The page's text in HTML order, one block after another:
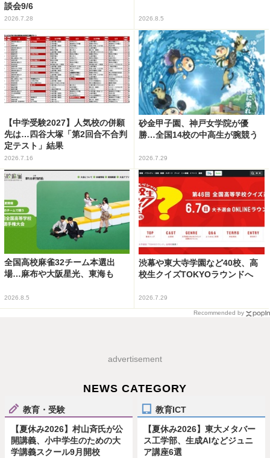
談会9/6
2026.7.28 2026.8.5
【中学受験2027】人気校の併願
先は…四谷大塚「第2回合不合判
定テスト」結果
2026.7.16
砂金甲子園、神戸女学院が優
勝…全国14校の中高生が腕競う
2026.7.29
全国高校麻雀32チーム本選出
場…麻布や大阪星光、東海も
2026.8.5
渋幕や東大寺学園など40校、高
校生クイズTOKYOラウンドへ
2026.7.29
Recommended by
advertisement
NEWS CATEGORY
教育・受験
【夏休み2026】村山斉氏が公
開講義、小中学生のための大
学講義スクール9月開校
教育ICT
【夏休み2026】東大メタバー
ス工学部、生成AIなどジュニ
ア講座6選